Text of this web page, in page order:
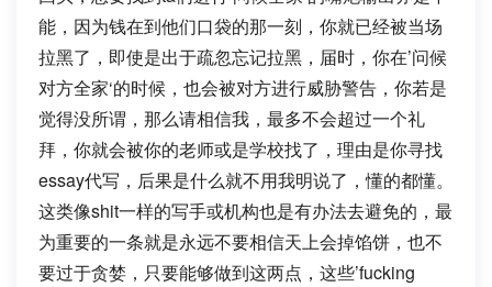
能，因为钱在到他们口袋的那一刻，你就已经被当场
拉黑了，即使是出于疏忽忘记拉黑，届时，你在’问候
对方全家‘的时候，也会被对方进行威胁警告，你若是
觉得没所谓，那么请相信我，最多不会超过一个礼
拜，你就会被你的老师或是学校找了，理由是你寻找
essay代写，后果是什么就不用我明说了，懂的都懂。
这类像shit一样的写手或机构也是有办法去避免的，最
为重要的一条就是永远不要相信天上会掉馅饼，也不
要过于贪婪，只要能够做到这两点，这些’fucking